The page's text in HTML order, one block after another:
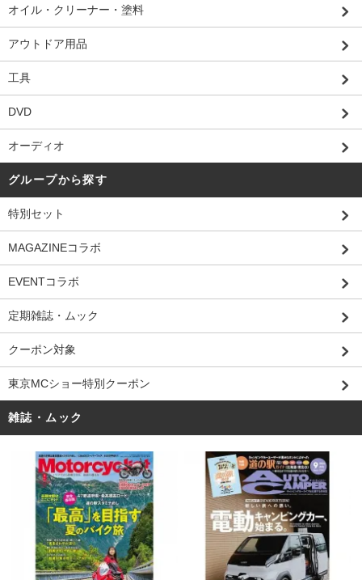
オイル・クリーナー・塗料
アウトドア用品
工具
DVD
オーディオ
グループから探す
特別セット
MAGAZINEコラボ
EVENTコラボ
定期雑誌・ムック
クーポン対象
東京MCショー特別クーポン
雑誌・ムック